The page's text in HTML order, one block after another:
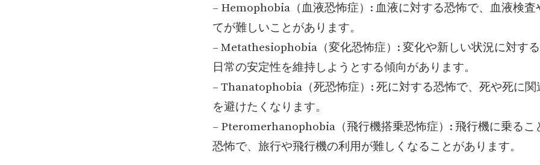
– Hemophobia（血液恐怖症）: 血液に対する恐怖で、血液検査
てが難しいことがあります。
– Metathesiophobia（変化恐怖症）: 変化や新しい状況に対する
日常の安定性を維持しようとする傾向があります。
– Thanatophobia（死恐怖症）: 死に対する恐怖で、死や死に関
を避けたくなります。
– Pteromerhanophobia（飛行機搭乗恐怖症）: 飛行機に乗るこ
恐怖で、旅行や飛行機の利用が難しくなることがあります。